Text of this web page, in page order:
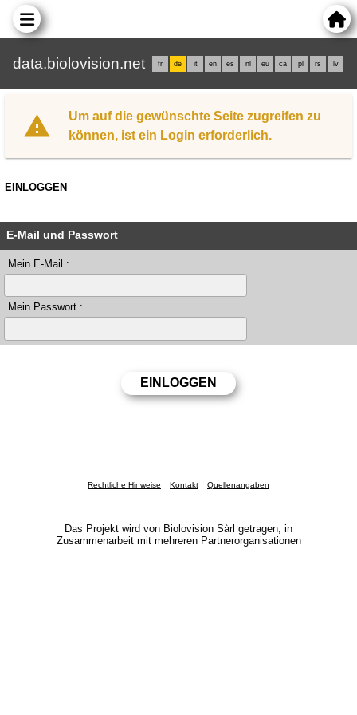
data.biolovision.net fr de it en es nl eu ca pl rs lv
Um auf die gewünschte Seite zugreifen zu
können, ist ein Login erforderlich.
EINLOGGEN
E-Mail und Passwort
Mein E-Mail :
Mein Passwort :
Rechtliche Hinweise Kontakt Quellenangaben
Das Projekt wird von Biolovision Sàrl getragen, in
Zusammenarbeit mit mehreren Partnerorganisationen